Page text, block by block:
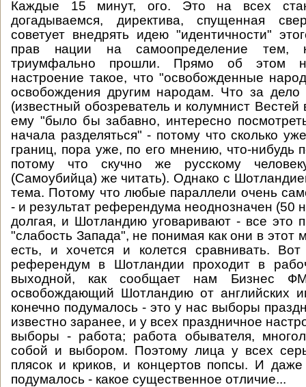
Каждые 15 минут, ого. Это на всех
догадываемся, директива, спущенная
советует внедрять идею "идентичности"
прав нации на самоопределение тем,
триумфально прошли. Прямо об этом
настроение такое, что "освобожденные
освобождения другим народам. Что за
(известный обозреватель и колумнист Вестей
ему "было бы забавно, интересно
начала разделяться" - потому что сколько
границ, пора уже, по его мнению, что-нибудь
потому что скучно же русскому
(Самоубийца) же читать). Однако с
тема. Потому что любые параллели очень
- и результат референдума неоднозначен (50
долгая, и Шотландию уговаривают - все это
"слабость Запада", не понимая как они в
есть, и хочется и колется сравнивать. Вот
референдум в Шотландии проходит в
выходной, как сообщает нам Бизнес
освобождающий Шотландию от английских
конечно подумалось - это у нас выборы
известно заранее, и у всех праздничное
выборы - работа; работа обывателя,
собой и выбором. Поэтому лица у всех
плясок и криков, и концертов попсы. И
подумалось - какое существенное отличие...